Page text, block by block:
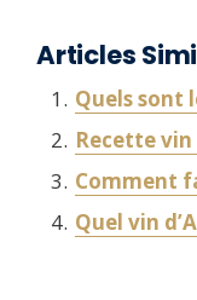
Articles
Quels sont
Recette
Comment
Quel vin